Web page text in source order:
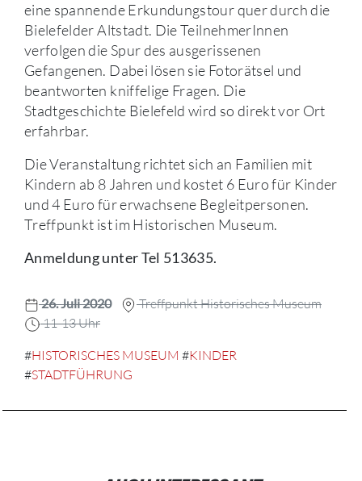
eine spannende Erkundungstour quer durch die
Bielefelder Altstadt. Die TeilnehmerInnen
verfolgen die Spur des ausgerissenen
Gefangenen. Dabei lösen sie Fotorätsel und
beantworten kniffelige Fragen. Die
Stadtgeschichte Bielefeld wird so direkt vor Ort
erfahrbar.
Die Veranstaltung richtet sich an Familien mit
Kindern ab 8 Jahren und kostet 6 Euro für Kinder
und 4 Euro für erwachsene Begleitpersonen.
Treffpunkt ist im Historischen Museum.
Anmeldung unter Tel 513635.
26. Juli 2020
Treffpunkt Historisches Museum
11-13 Uhr
#HISTORISCHES MUSEUM #KINDER
#STADTFÜHRUNG